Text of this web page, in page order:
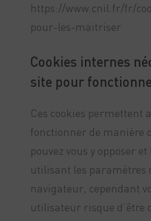
https://www.cnil.fr/fr/
pour-les-maitriser
Cookies internes
site pour
Ces cookies permettent
fonctionner de manière
pouvez vous y opposer
utilisant les paramètres
navigateur, cependant
utilisateur risque d’être